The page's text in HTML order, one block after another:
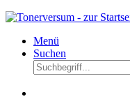
Menü
Suchen